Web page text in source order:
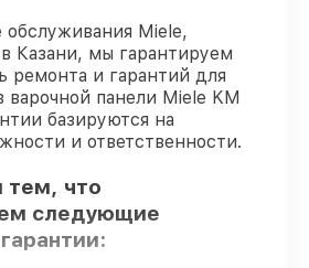
Miele,
Казани, мы гарантируем
ремонта и гарантий для
варочной панели Miele KM
базируются на
и ответственности.
тем, что
следующие